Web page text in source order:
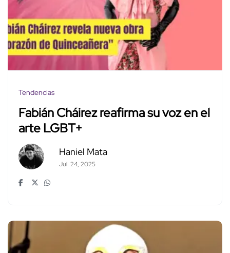
Tendencias
Fabián Cháirez reafirma su voz en el
arte LGBT+
Haniel Mata
Jul. 24, 2025